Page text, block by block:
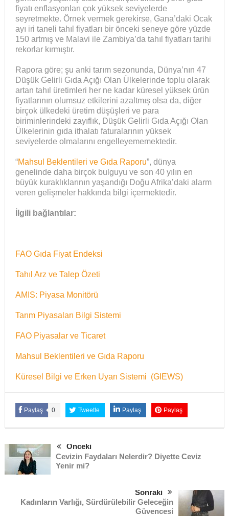
fiyatı enflasyonları çok yüksek seviyelerde
seyretmekte. Örnek vermek gerekirse, Gana’daki Ocak
ayı iri taneli tahıl fiyatları bir önceki seneye göre yüzde
150 artmış ve Malavi ile Zambiya’da tahıl fiyatları tarihi
rekorlar kırmıştır.
Rapora göre; şu anki tarım sezonunda, Dünya’nın 47
Düşük Gelirli Gıda Açığı Olan Ülkelerinde toplu olarak
artan tahıl üretimleri her ne kadar küresel yüksek ürün
fiyatlarının olumsuz etkilerini azaltmış olsa da, diğer
birçok ülkedeki üretim düşüşleri ve para
biriminlerindeki zayıflık, Düşük Gelirli Gıda Açığı Olan
Ülkelerinin gıda ithalatı faturalarının yüksek
seviyelerde olmalarını engelleyememektedir.
“Mahsul Beklentileri ve Gıda Raporu”, dünya
genelinde daha birçok bulguyu ve son 40 yılın en
büyük kuraklıklarının yaşandığı Doğu Afrika’daki alarm
veren gelişmeler hakkında bilgi içermektedir.
İlgili bağlantılar:
FAO Gıda Fiyat Endeksi
Tahıl Arz ve Talep Özeti
AMIS: Piyasa Monitörü
Tarım Piyasaları Bilgi Sistemi
FAO Piyasalar ve Ticaret
Mahsul Beklentileri ve Gıda Raporu
Küresel Bilgi ve Erken Uyarı Sistemi (GIEWS)
Paylaş 0 Tweetle Paylaş Paylaş
Önceki
Cevizin Faydaları Nelerdir? Diyette Ceviz
Yenir mi?
Sonraki
Kadınların Varlığı, Sürdürülebilir Geleceğin
Güvencesi